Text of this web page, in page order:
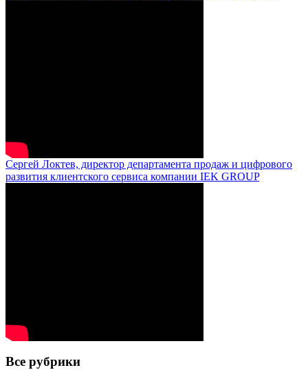
Сергей Локтев, директор департамента продаж и цифрового
развития клиентского сервиса компании IEK GROUP
Все рубрики